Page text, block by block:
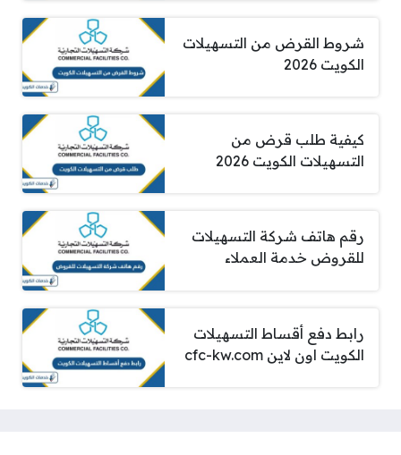
شروط القرض من التسهيلات
الكويت 2026
كيفية طلب قرض من
التسهيلات الكويت 2026
رقم هاتف شركة التسهيلات
للقروض خدمة العملاء
رابط دفع أقساط التسهيلات
الكويت اون لاين cfc-kw.com